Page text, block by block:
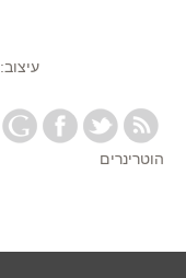
עיצוב:
הוטרינרים